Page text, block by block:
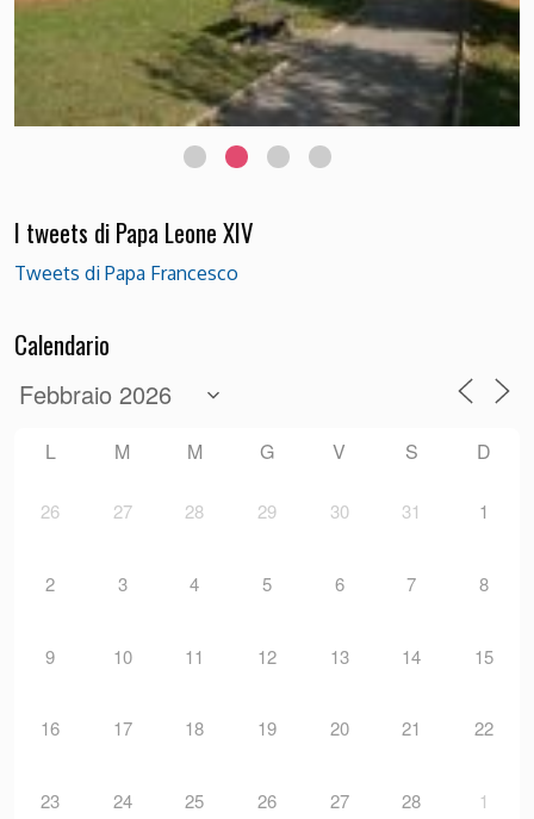
I tweets di Papa Leone XIV
Tweets di Papa Francesco
Calendario
L M M G V S D
26 27 28 29 30 31 1
2 3 4 5 6 7 8
9 10 11 12 13 14 15
16 17 18 19 20 21 22
23 24 25 26 27 28 1